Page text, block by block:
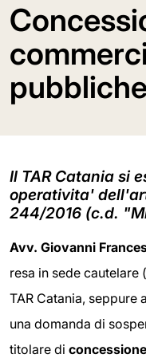
Il TAR Catania si
operativita'
244/2016 (c.d.
Avv. Giovanni
resa in sede cautelare
TAR Catania, seppure
una domanda di
titolare di